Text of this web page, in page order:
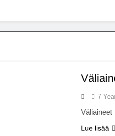
Michael J.
Meksiko
7
Väliaineet
Lue lisää